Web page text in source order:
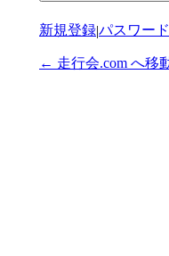
登録|パスワー
← 走行会.com へ移